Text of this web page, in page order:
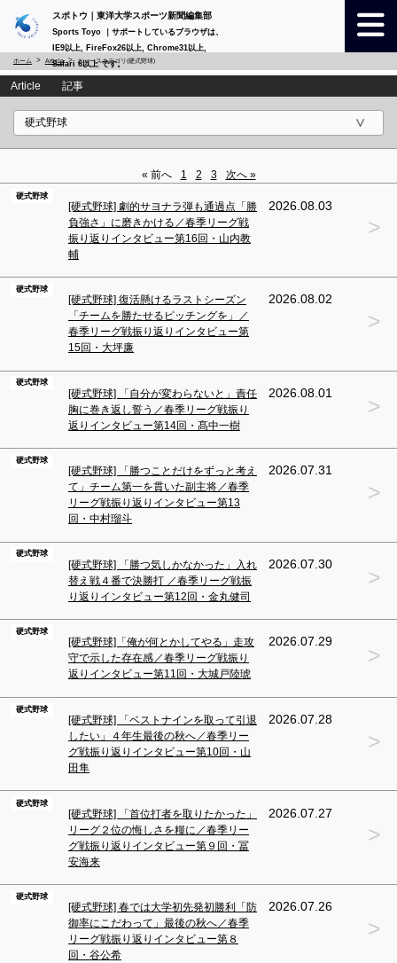
スポトウ｜東洋大学スポーツ新聞編集部
Sports Toyo ｜サポートしているブラウザは、
IE9以上, FireFox26以上, Chrome31以上,
Safari 6以上 です。
ホーム Article ニュースカテゴリ(硬式野球)
Article 記事
« 前へ 1 2 3 次へ »
硬式野球
[硬式野球] 劇的サヨナラ弾も通過点「勝
負強さ」に磨きかける／春季リーグ戦
振り返りインタビュー第16回・山内教
輔
2026.08.03
>
硬式野球
[硬式野球] 復活懸けるラストシーズン
「チームを勝たせるピッチングを」／
春季リーグ戦振り返りインタビュー第
15回・大坪廉
2026.08.02
>
硬式野球
[硬式野球] 「自分が変わらないと」責任
胸に巻き返し誓う／春季リーグ戦振り
返りインタビュー第14回・髙中一樹
2026.08.01
>
硬式野球
[硬式野球] 「勝つことだけをずっと考え
て」チーム第一を貫いた副主将／春季
リーグ戦振り返りインタビュー第13
回・中村瑠斗
2026.07.31
>
硬式野球
[硬式野球] 「勝つ気しかなかった」入れ
替え戦４番で決勝打 ／春季リーグ戦振
り返りインタビュー第12回・金丸健司
2026.07.30
>
硬式野球
[硬式野球]「俺が何とかしてやる」走攻
守で示した存在感／春季リーグ戦振り
返りインタビュー第11回・大城戸陸琥
2026.07.29
>
硬式野球
[硬式野球] 「ベストナインを取って引退
したい」４年生最後の秋へ／春季リー
グ戦振り返りインタビュー第10回・山
田隼
2026.07.28
>
硬式野球
[硬式野球] 「首位打者を取りたかった」
リーグ２位の悔しさを糧に／春季リー
グ戦振り返りインタビュー第９回・冨
安海来
2026.07.27
>
硬式野球
[硬式野球] 春では大学初先発初勝利「防
御率にこだわって」最後の秋へ／春季
リーグ戦振り返りインタビュー第８
回・谷公希
2026.07.26
>